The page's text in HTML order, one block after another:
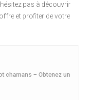
pas à découvrir
et profiter de votre
chamans – Obtenez un